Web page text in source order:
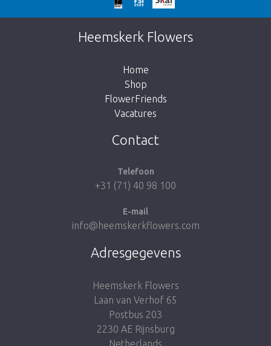
Te laat!
Dit artikel is helaas uitverkocht. Klik op de
knop hieronder om terug te gaan naar de
Breng me naar de shop
Heemskerk Flowers
Home
Shop
FlowerFriends
Vacatures
Contact
Telefoon
+31 (71) 40 98 100
E-mail
info@heemskerkflowers.com
Adresgegevens
Heemskerk Flowers
Laan van Verhof 65
Postbus 203
2230 AE Rijnsburg
Netherlands